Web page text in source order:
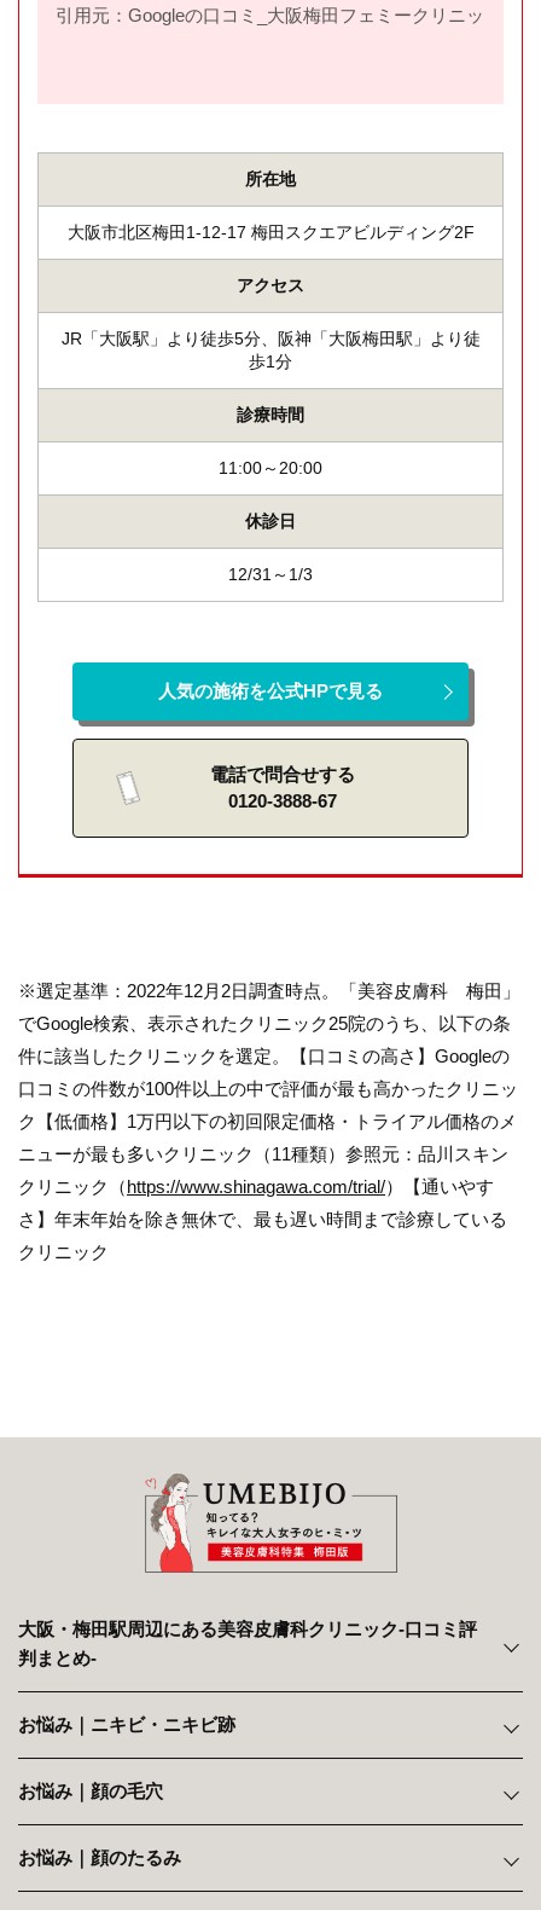
引用元：Googleの口コミ_大阪梅田フェミークリニック(
所在地
大阪市北区梅田1-12-17 梅田スクエアビルディング2F
アクセス
JR「大阪駅」より徒歩5分、阪神「大阪梅田駅」より徒
歩1分
診療時間
11:00～20:00
休診日
12/31～1/3
人気の施術を公式HPで見る
電話で問合せする
0120-3888-67
※選定基準：2022年12月2日調査時点。「美容皮膚科 梅田」
でGoogle検索、表示されたクリニック25院のうち、以下の条
件に該当したクリニックを選定。【口コミの高さ】Googleの
口コミの件数が100件以上の中で評価が最も高かったクリニッ
ク【低価格】1万円以下の初回限定価格・トライアル価格のメ
ニューが最も多いクリニック（11種類）参照元：品川スキン
クリニック（https://www.shinagawa.com/trial/）【通いやす
さ】年末年始を除き無休で、最も遅い時間まで診療している
クリニック
大阪・梅田駅周辺にある美容皮膚科クリニック‐口コミ評
判まとめ‐
お悩み｜ニキビ・ニキビ跡
お悩み｜顔の毛穴
お悩み｜顔のたるみ